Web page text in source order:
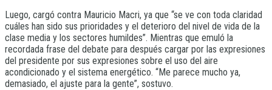
Luego, cargó contra Mauricio Macri, ya que “se ve con toda claridad
cuáles han sido sus prioridades y el deterioro del nivel de vida de la
clase media y los sectores humildes”. Mientras que emuló la
recordada frase del debate para después cargar por las expresiones
del presidente por sus expresiones sobre el uso del aire
acondicionado y el sistema energético. “Me parece mucho ya,
demasiado, el ajuste para la gente”, sostuvo.